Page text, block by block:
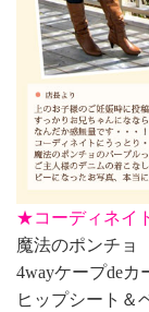
★コーディネイ
魔法のポンチョ
4wayケープdeカ
ヒップシート＆